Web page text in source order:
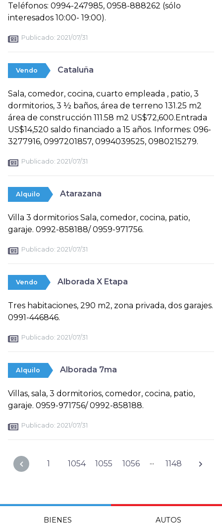
Teléfonos: 0994-247985, 0958-888262 (sólo
interesados 10:00- 19:00).
Publicado: 2021/07/31
Vendo Cataluña
Sala, comedor, cocina, cuarto empleada , patio, 3
dormitorios, 3 ½ baños, área de terreno 131.25 m2
área de construcción 111.58 m2 US$72,600.Entrada
US$14,520 saldo financiado a 15 años. Informes: 096-
3277916, 0997201857, 0994039525, 0980215279.
Publicado: 2021/07/31
Alquilo Atarazana
Villa 3 dormitorios Sala, comedor, cocina, patio,
garaje. 0992-858188/ 0959-971756.
Publicado: 2021/07/31
Vendo Alborada X Etapa
Tres habitaciones, 290 m2, zona privada, dos garajes.
0991-446846.
Publicado: 2021/07/31
Alquilo Alborada 7ma
Villas, sala, 3 dormitorios, comedor, cocina, patio,
garaje. 0959-971756/ 0992-858188.
Publicado: 2021/07/31
1 1054 1055 1056 ... 1148
BIENES AUTOS